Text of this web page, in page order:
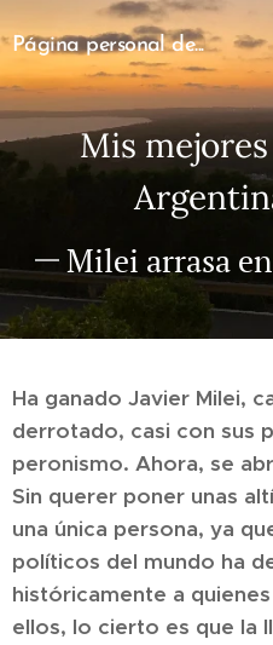
Página personal de...
Mis
Milei arrasa
Ha ganado Javier Milei,
derrotado, casi con sus
peronismo. Ahora, se
Sin querer poner unas
una única persona, ya
políticos del mundo ha
históricamente a
ellos, lo cierto es que la